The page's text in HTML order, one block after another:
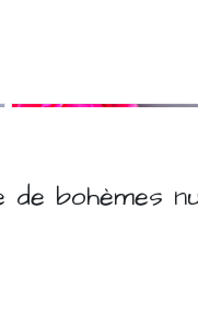
de bohèmes